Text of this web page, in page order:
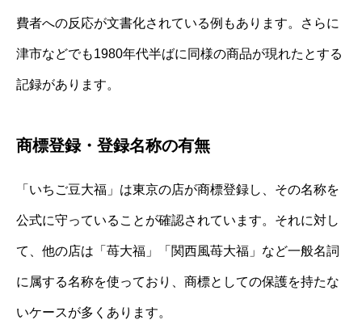
費者への反応が文書化されている例もあります。さらに
津市などでも1980年代半ばに同様の商品が現れたとする
記録があります。
商標登録・登録名称の有無
「いちご豆大福」は東京の店が商標登録し、その名称を
公式に守っていることが確認されています。それに対し
て、他の店は「苺大福」「関西風苺大福」など一般名詞
に属する名称を使っており、商標としての保護を持たな
いケースが多くあります。